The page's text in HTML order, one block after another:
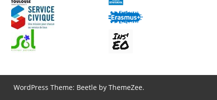
WordPress Theme: Beetle by ThemeZee.